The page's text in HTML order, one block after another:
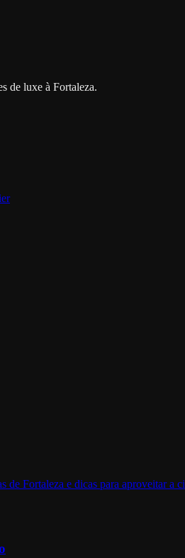
de luxe à Fortaleza.
Fortaleza e dicas para aproveitar a